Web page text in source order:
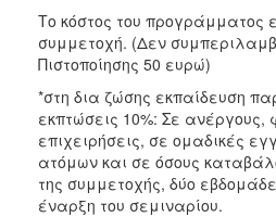
Το κόστος του προγράμματος
συμμετοχή. (Δεν
Πιστοποίησης 50 ευρώ)
*στη δια ζώσης εκπαίδευση
εκπτώσεις 10%: Σε ανέργους,
επιχειρήσεις, σε ομαδικές
ατόμων και σε όσους
της συμμετοχής, δύο
έναρξη του σεμιναρίου.